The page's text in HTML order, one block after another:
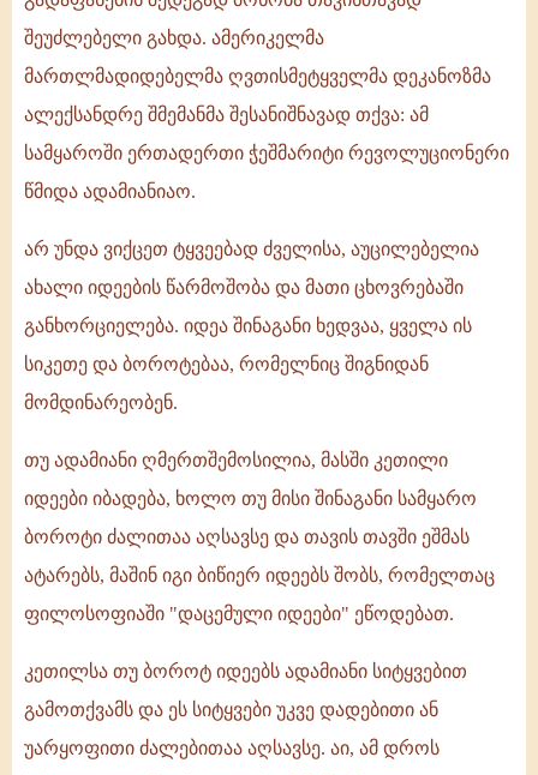
შეუძლებელი გახდა. ამერიკელმა
მართლმადიდებელმა ღვთისმეტყველმა დეკანოზმა
ალექსანდრე შმემანმა შესანიშნავად თქვა: ამ
სამყაროში ერთადერთი ჭეშმარიტი რევოლუციონერი
წმიდა ადამიანიაო.
არ უნდა ვიქცეთ ტყვეებად ძველისა, აუცილებელია
ახალი იდეების წარმოშობა და მათი ცხოვრებაში
განხორციელება. იდეა შინაგანი ხედვაა, ყველა ის
სიკეთე და ბოროტებაა, რომელნიც შიგნიდან
მომდინარეობენ.
თუ ადამიანი ღმერთშემოსილია, მასში კეთილი
იდეები იბადება, ხოლო თუ მისი შინაგანი სამყარო
ბოროტი ძალითაა აღსავსე და თავის თავში ეშმას
ატარებს, მაშინ იგი ბიწიერ იდეებს შობს, რომელთაც
ფილოსოფიაში "დაცემული იდეები" ეწოდებათ.
კეთილსა თუ ბოროტ იდეებს ადამიანი სიტყვებით
გამოთქვამს და ეს სიტყვები უკვე დადებითი ან
უარყოფითი ძალებითაა აღსავსე. აი, ამ დროს